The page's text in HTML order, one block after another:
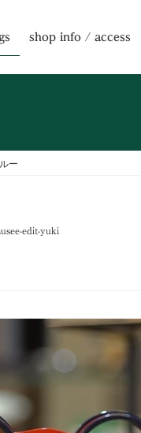
shop info / access
ー
edit-yuki